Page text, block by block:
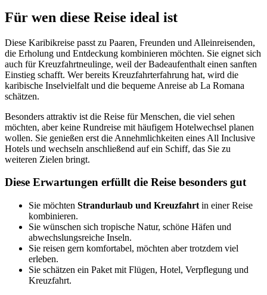
Für wen diese Reise ideal ist
Diese Karibikreise passt zu Paaren, Freunden und Alleinreisenden,
die Erholung und Entdeckung kombinieren möchten. Sie eignet sich
auch für Kreuzfahrtneulinge, weil der Badeaufenthalt einen sanften
Einstieg schafft. Wer bereits Kreuzfahrterfahrung hat, wird die
karibische Inselvielfalt und die bequeme Anreise ab La Romana
schätzen.
Besonders attraktiv ist die Reise für Menschen, die viel sehen
möchten, aber keine Rundreise mit häufigem Hotelwechsel planen
wollen. Sie genießen erst die Annehmlichkeiten eines All Inclusive
Hotels und wechseln anschließend auf ein Schiff, das Sie zu
weiteren Zielen bringt.
Diese Erwartungen erfüllt die Reise besonders gut
Sie möchten Strandurlaub und Kreuzfahrt in einer Reise
kombinieren.
Sie wünschen sich tropische Natur, schöne Häfen und
abwechslungsreiche Inseln.
Sie reisen gern komfortabel, möchten aber trotzdem viel
erleben.
Sie schätzen ein Paket mit Flügen, Hotel, Verpflegung und
Kreuzfahrt.